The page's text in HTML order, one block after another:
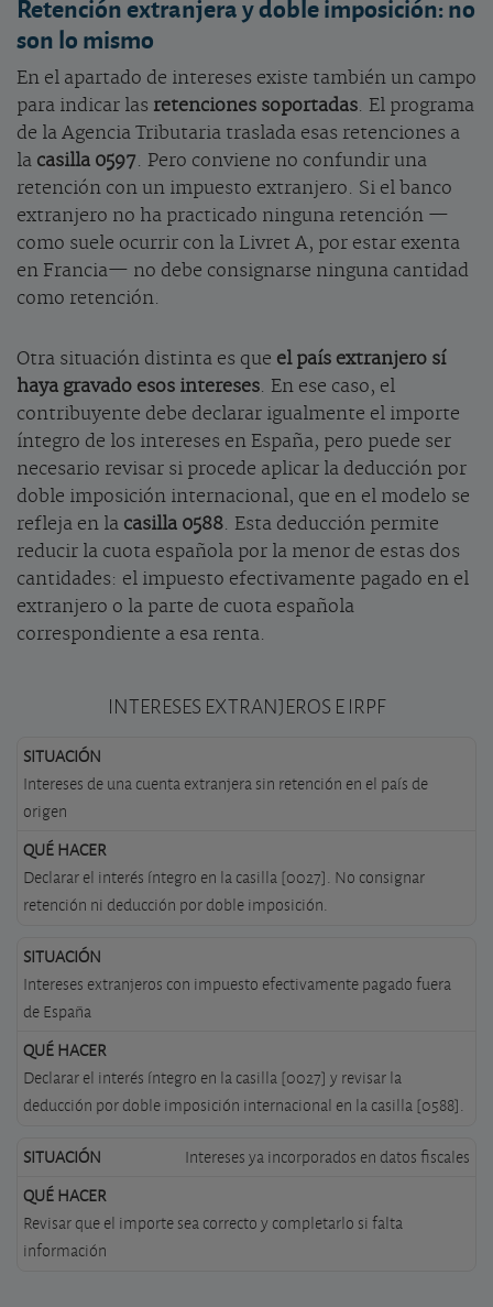
Retención extranjera y doble imposición: no
son lo mismo
En el apartado de intereses existe también un campo
para indicar las retenciones soportadas. El programa
de la Agencia Tributaria traslada esas retenciones a
la casilla 0597. Pero conviene no confundir una
retención con un impuesto extranjero. Si el banco
extranjero no ha practicado ninguna retención —
como suele ocurrir con la Livret A, por estar exenta
en Francia— no debe consignarse ninguna cantidad
como retención.
Otra situación distinta es que el país extranjero sí
haya gravado esos intereses. En ese caso, el
contribuyente debe declarar igualmente el importe
íntegro de los intereses en España, pero puede ser
necesario revisar si procede aplicar la deducción por
doble imposición internacional, que en el modelo se
refleja en la casilla 0588. Esta deducción permite
reducir la cuota española por la menor de estas dos
cantidades: el impuesto efectivamente pagado en el
extranjero o la parte de cuota española
correspondiente a esa renta.
INTERESES EXTRANJEROS E IRPF
Intereses de una cuenta extranjera sin retención en el país de
origen
Declarar el interés íntegro en la casilla [0027]. No consignar
retención ni deducción por doble imposición.
Intereses extranjeros con impuesto efectivamente pagado fuera
de España
Declarar el interés íntegro en la casilla [0027] y revisar la
deducción por doble imposición internacional en la casilla [0588].
Intereses ya incorporados en datos fiscales
Revisar que el importe sea correcto y completarlo si falta
información